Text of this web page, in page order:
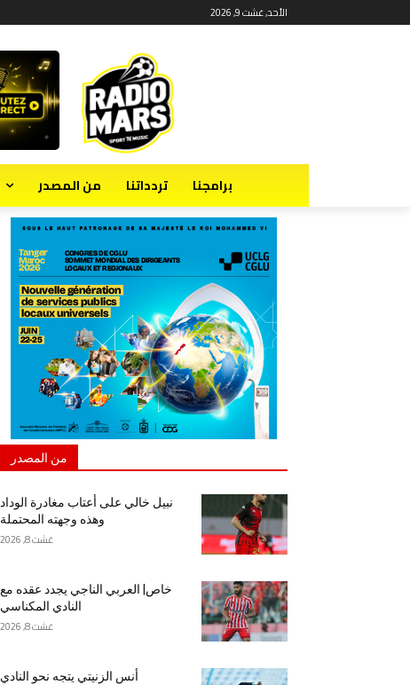
الأحد, غشت 9, 2026
برامجنا تردداتنا من المصدر
من المصدر
نبيل خالي على أعتاب مغادرة الوداد
وهذه وجهته المحتملة
غشت 8, 2026
خاص| العربي الناجي يجدد عقده مع
النادي المكناسي
غشت 8, 2026
أنس الزنيتي يتجه نحو النادي